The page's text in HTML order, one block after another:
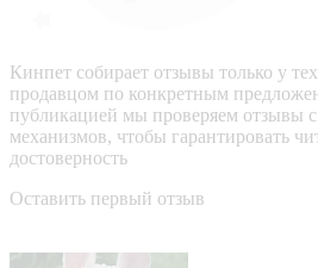
Кинпет собирает отзывы только у
продавцом по конкретным
публикацией мы проверяем отзывы
механизмов, чтобы гарантировать
достоверность
Оставить первый отзыв